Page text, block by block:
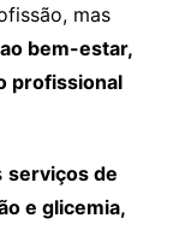
mas
bem-estar,
profissional
serviços de
e glicemia,